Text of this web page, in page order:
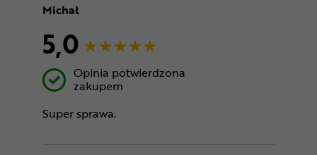
Michał
5,0
Opinia potwierdzona
zakupem
Super sprawa.